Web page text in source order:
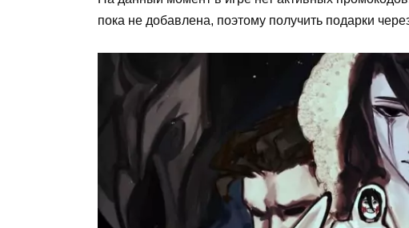
пока не добавлена, поэтому получить подарки